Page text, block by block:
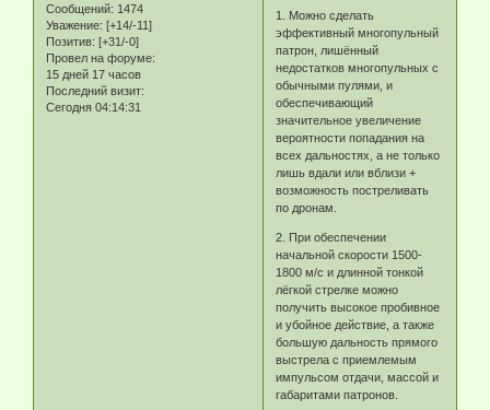
Сообщений: 1474
Уважение: [+14/-11]
Позитив: [+31/-0]
Провел на форуме:
15 дней 17 часов
Последний визит:
Сегодня 04:14:31
1. Можно сделать
эффективный многопульный
патрон, лишённый
недостатков многопульных с
обычными пулями, и
обеспечивающий
значительное увеличение
вероятности попадания на
всех дальностях, а не только
лишь вдали или вблизи +
возможность постреливать
по дронам.
2. При обеспечении
начальной скорости 1500-
1800 м/с и длинной тонкой
лёгкой стрелке можно
получить высокое пробивное
и убойное действие, а также
большую дальность прямого
выстрела с приемлемым
импульсом отдачи, массой и
габаритами патронов.